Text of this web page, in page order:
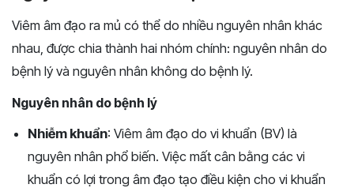
Viêm âm đạo ra mủ có thể do nhiều nguyên nhân khác
nhau, được chia thành hai nhóm chính: nguyên nhân do
bệnh lý và nguyên nhân không do bệnh lý.
Nguyên nhân do bệnh lý
Nhiễm khuẩn: Viêm âm đạo do vi khuẩn (BV) là
nguyên nhân phổ biến. Việc mất cân bằng các vi
khuẩn có lợi trong âm đạo tạo điều kiện cho vi khuẩn